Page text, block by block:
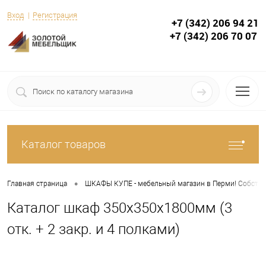
Вход Регистрация
+7 (342) 206 94 21
+7 (342) 206 70 07
Каталог товаров
Главная страница • ШКАФЫ КУПЕ - мебельный магазин в Перми!
Каталог шкаф 350х350х1800мм (3
отк. + 2 закр. и 4 полками)